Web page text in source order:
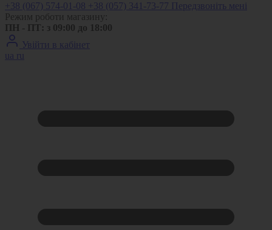
+38 (067) 574-01-08 +38 (057) 341-73-77 Передзвоніть мені
Режим роботи магазину:
ПН - ПТ: з 09:00 до 18:00
Увійти в кабінет
ua
ru